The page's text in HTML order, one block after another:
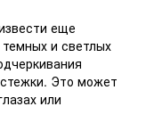
еще
и светлых
Это может
или